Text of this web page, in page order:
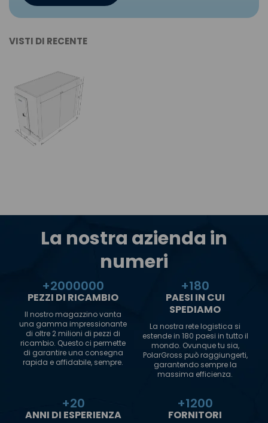
VISTI DI RECENTE
La nostra azienda in
numeri
+2000000
PEZZI DI RICAMBIO
Il nostro magazzino vanta
una gamma impressionante
di oltre 2 milioni di pezzi di
ricambio. Questo ci permette
di garantire una consegna
rapida e affidabile, sempre.
+180
PAESI IN CUI
SPEDIAMO
La nostra rete logistica si
estende in 180 paesi in tutto il
mondo. Ovunque tu sia,
PolarGross può raggiungerti,
garantendo sempre la
massima efficienza.
+20
ANNI DI ESPERIENZA
+1200
FORNITORI